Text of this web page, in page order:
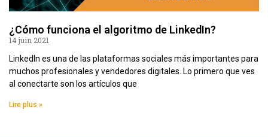
¿Cómo funciona el algoritmo de LinkedIn?
14 juin 2021
LinkedIn es una de las plataformas sociales más importantes para
muchos profesionales y vendedores digitales. Lo primero que ves
al conectarte son los artículos que
Lire plus »